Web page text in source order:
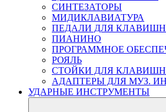
СИНТЕЗАТОРЫ
МИДИКЛАВИАТУРА
ПЕДАЛИ ДЛЯ
ПИАНИНО
ПРОГРАММНОЕ
РОЯЛЬ
СТОЙКИ ДЛЯ
АДАПТЕРЫ ДЛЯ МУЗ.
УДАРНЫЕ ИНСТРУМЕНТЫ